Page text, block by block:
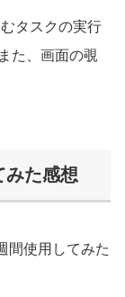
タスクの実行
た、画面の覗
みた感想
間使用してみた